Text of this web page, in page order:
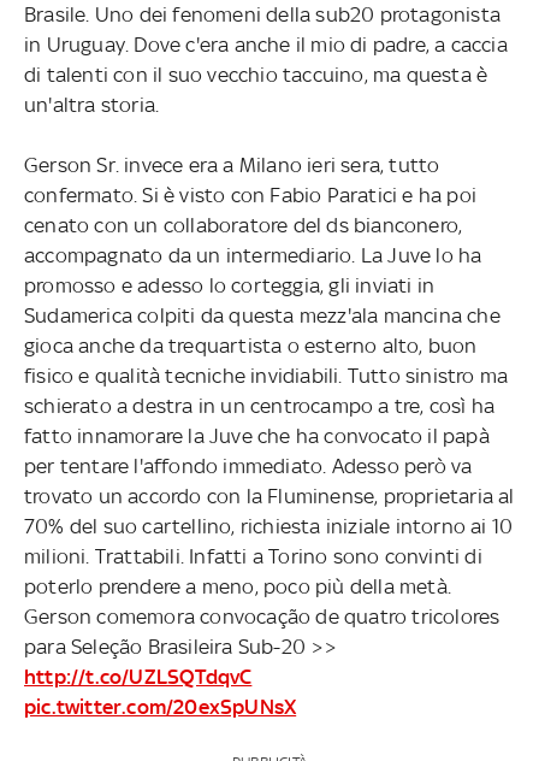
Brasile. Uno dei fenomeni della sub20 protagonista
in Uruguay. Dove c'era anche il mio di padre, a caccia
di talenti con il suo vecchio taccuino, ma questa è
un'altra storia.
Gerson Sr. invece era a Milano ieri sera, tutto
confermato. Si è visto con Fabio Paratici e ha poi
cenato con un collaboratore del ds bianconero,
accompagnato da un intermediario. La Juve lo ha
promosso e adesso lo corteggia, gli inviati in
Sudamerica colpiti da questa mezz'ala mancina che
gioca anche da trequartista o esterno alto, buon
fisico e qualità tecniche invidiabili. Tutto sinistro ma
schierato a destra in un centrocampo a tre, così ha
fatto innamorare la Juve che ha convocato il papà
per tentare l'affondo immediato. Adesso però va
trovato un accordo con la Fluminense, proprietaria al
70% del suo cartellino, richiesta iniziale intorno ai 10
milioni. Trattabili. Infatti a Torino sono convinti di
poterlo prendere a meno, poco più della metà.
Gerson comemora convocação de quatro tricolores
para Seleção Brasileira Sub-20 >>
http://t.co/UZLSQTdqvC
pic.twitter.com/20exSpUNsX